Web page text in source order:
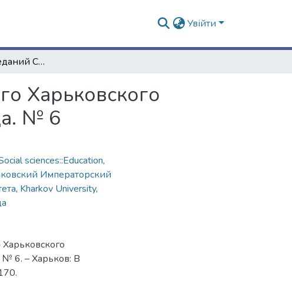
Увійти
Протоколы заседаний Совета Императорского Харьковского университета и приложения к ним. 1867 года. № 6
Харьковского
№ 6
sciences::Education,
Императорский
, Kharkov University,
№ 6. – Харьков: В